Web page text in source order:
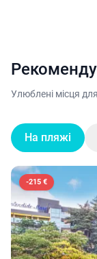
Улюблені місця
На пляжі
-215 €